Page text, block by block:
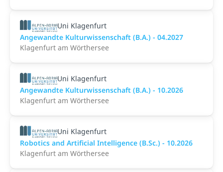
Uni Klagenfurt
Angewandte Kulturwissenschaft (B.A.) - 04.2027
Klagenfurt am Wörthersee
Uni Klagenfurt
Angewandte Kulturwissenschaft (B.A.) - 10.2026
Klagenfurt am Wörthersee
Uni Klagenfurt
Robotics and Artificial Intelligence (B.Sc.) - 10.2026
Klagenfurt am Wörthersee